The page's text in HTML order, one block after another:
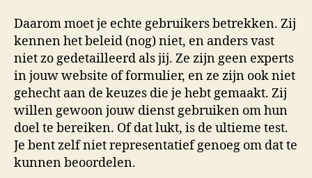
Daarom moet je echte gebruikers betrekken. Zij
kennen het beleid (nog) niet, en anders vast
niet zo gedetailleerd als jij. Ze zijn geen experts
in jouw website of formulier, en ze zijn ook niet
gehecht aan de keuzes die je hebt gemaakt. Zij
willen gewoon jouw dienst gebruiken om hun
doel te bereiken. Of dat lukt, is de ultieme test.
Je bent zelf niet representatief genoeg om dat te
kunnen beoordelen.